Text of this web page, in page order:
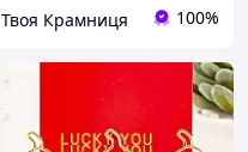
Твоя Крамниця 100%